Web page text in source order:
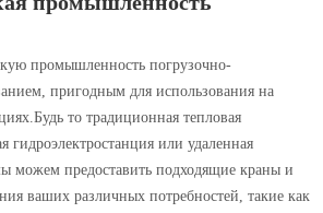
промышленность погрузочно-
пригодным для использования на
то традиционная тепловая
гидроэлектростанция или удаленная
можем предоставить подходящие краны и
ваших различных потребностей, такие как